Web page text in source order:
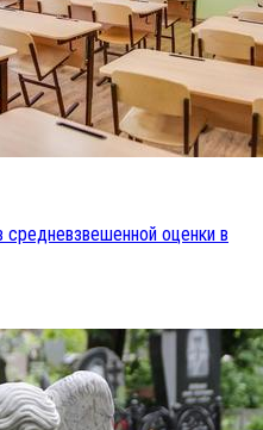
средневзвешенной оценки в